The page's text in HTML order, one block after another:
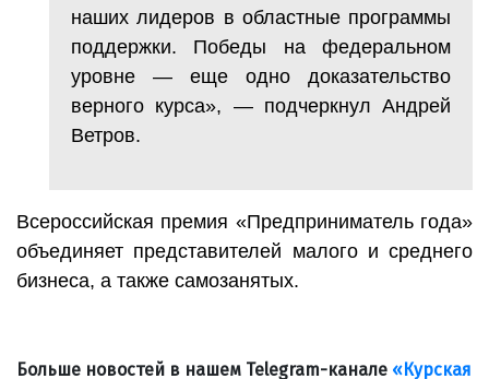
наших лидеров в областные программы
поддержки. Победы на федеральном
уровне — еще одно доказательство
верного курса», — подчеркнул Андрей
Ветров.
Всероссийская премия «Предприниматель года»
объединяет представителей малого и среднего
бизнеса, а также самозанятых.
Больше новостей в нашем Telegram-канале «Курская